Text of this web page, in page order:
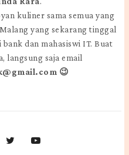
kuliner sama semua yang
yang sekarang tinggal
dan mahasiswi IT. Buat
langsung saja email
😉